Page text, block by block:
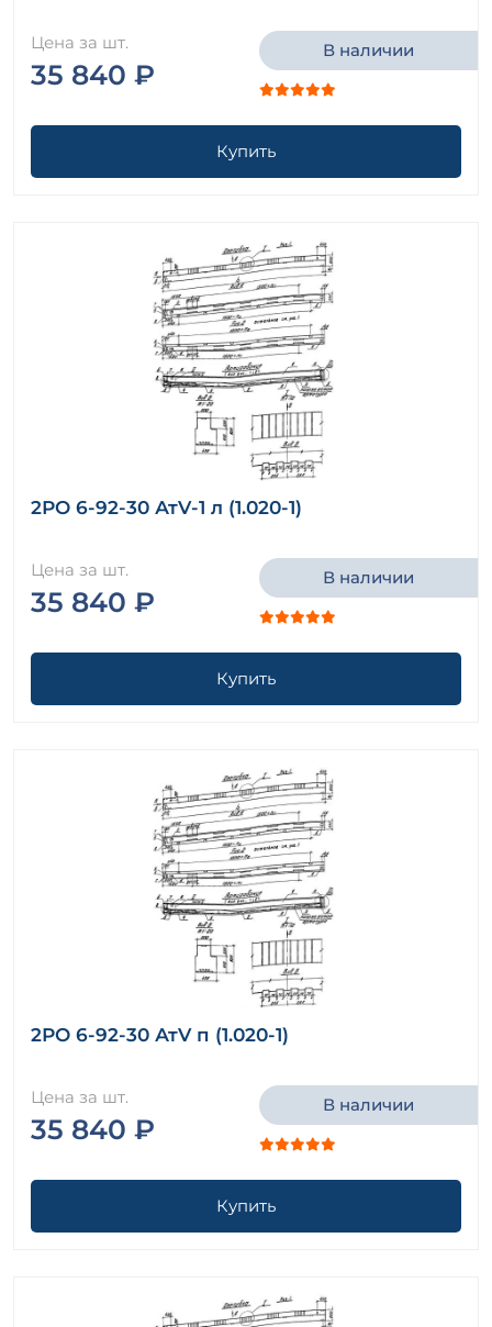
Цена за шт.
35 840 ₽
В наличии
Купить
2РО 6-92-30 АтV-1 л (1.020-1)
Цена за шт.
35 840 ₽
В наличии
Купить
2РО 6-92-30 АтV п (1.020-1)
Цена за шт.
35 840 ₽
В наличии
Купить